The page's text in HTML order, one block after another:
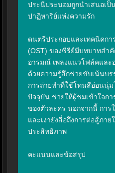
ประนีประนอมถูกนำเสนอเ
ปาฏิหาริย์แห่งความรัก
ดนตรีประกอบและเทคนิคกา
(OST) ของซีรีย์มีบทบาทสำ
อารมณ์ เพลงแนวโฟล์คและ
ด้วยความรู้สึกช่วยขับเน้นบร
การถ่ายทำที่ใช้โทนสีอ่อนนุ่
ปัจจุบัน ช่วยให้ผู้ชมเข้าใจก
ของตัวละคร นอกจากนี้ กา
และเงายังสื่อถึงการต่อสู้ภา
ประสิทธิภาพ
คะแนนและข้อสรุป